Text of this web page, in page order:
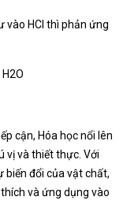
vào HCl thì phản ứng
cận, Hóa học nổi lên
vị và thiết thực. Với
biến đổi của vật chất,
và ứng dụng vào